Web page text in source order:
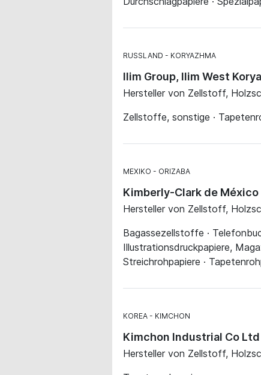
RUSSLAND KORYAZHMA
Ilim Group, Ilim West
Hersteller von Zellstoff,
Zellstoffe, sonstige ·
MEXIKO ORIZABA
Kimberly-Clark de México
Hersteller von Zellstoff,
Bagassezellstoffe ·
Illustrationsdruckpapiere,
Streichrohpapiere ·
KOREA KIMCHON
Kimchon Industrial Co Ltd
Hersteller von Zellstoff,